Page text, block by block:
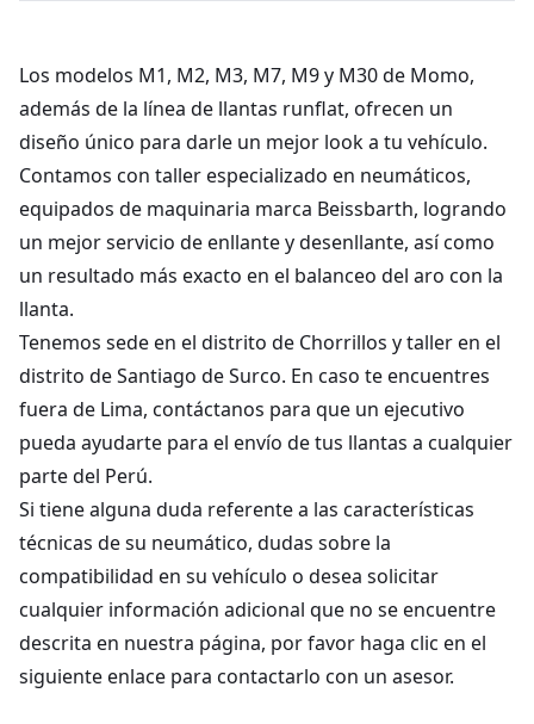
Los modelos M1, M2, M3, M7, M9 y M30 de Momo,
además de la línea de llantas runflat, ofrecen un
diseño único para darle un mejor look a tu vehículo.
Contamos con taller especializado en neumáticos,
equipados de maquinaria marca Beissbarth, logrando
un mejor servicio de enllante y desenllante, así como
un resultado más exacto en el balanceo del aro con la
llanta.
Tenemos sede en el distrito de Chorrillos y taller en el
distrito de Santiago de Surco. En caso te encuentres
fuera de Lima, contáctanos para que un ejecutivo
pueda ayudarte para el envío de tus llantas a cualquier
parte del Perú.
Si tiene alguna duda referente a las características
técnicas de su neumático, dudas sobre la
compatibilidad en su vehículo o desea solicitar
cualquier información adicional que no se encuentre
descrita en nuestra página, por favor haga clic en el
siguiente enlace para contactarlo con un asesor.